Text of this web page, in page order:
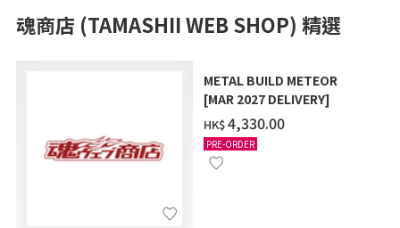
魂商店 (TAMASHII WEB SHOP) 精選
METAL BUILD METEOR
[MAR 2027 DELIVERY]
HK$‌4,330.00
PRE-ORDER